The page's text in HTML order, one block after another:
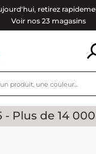
retirez
Voir nos 23 magasins
5 - Plus de 14